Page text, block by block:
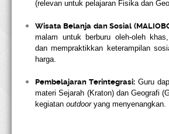
(relevan untuk pelajaran Fisika dan
Wisata Belanja dan Sosial
malam untuk berburu oleh-oleh
dan mempraktikkan keterampilan
harga.
Pembelajaran Terintegrasi: Guru
materi Sejarah (Kraton) dan Geografi
kegiatan outdooryang menyenangkan.